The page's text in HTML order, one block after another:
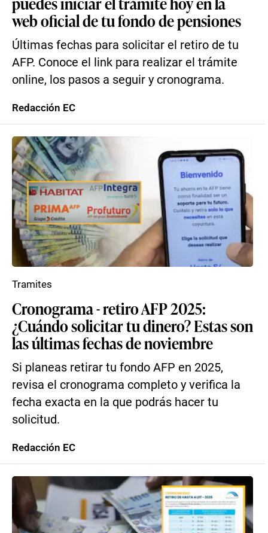
web oficial de tu fondo de pensiones
Últimas fechas para solicitar el retiro de tu
AFP. Conoce el link para realizar el trámite
online, los pasos a seguir y cronograma.
Redacción EC
Cronograma - retiro AFP 2025:
¿Cuándo solicitar tu dinero? Estas son
las últimas fechas de noviembre
Si planeas retirar tu fondo AFP en 2025,
revisa el cronograma completo y verifica la
fecha exacta en la que podrás hacer tu
solicitud.
Tramites
Redacción EC